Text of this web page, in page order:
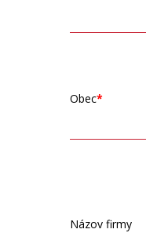
Obec
Názov firmy